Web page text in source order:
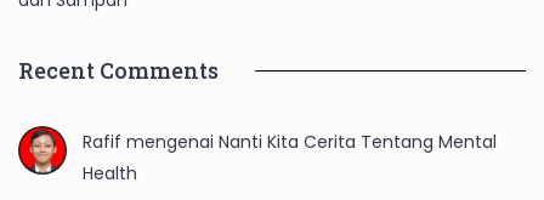
Recent Comments
Rafif mengenai Nanti Kita Cerita Tentang Mental
Health